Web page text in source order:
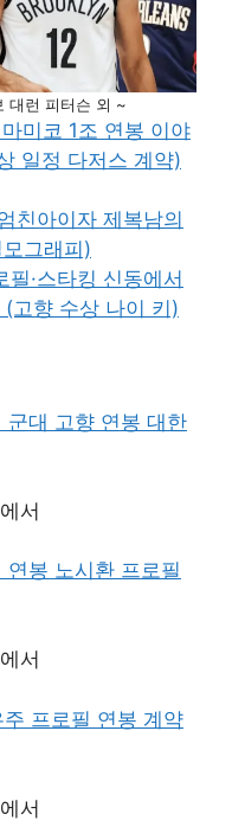
대런 피터슨 외 ~
미코 1조 연봉 이야
일정 다저스 계약)
친아이자 제복남의
그래피)
·스타킹 신동에서
고향 수상 나이 키)
군대 고향 연봉 대한
서
봉 노시환 프로필
서
프로필 연봉 계약
서